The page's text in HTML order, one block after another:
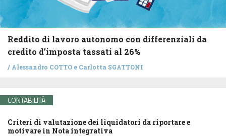
Reddito di lavoro autonomo con differenziali da
credito d’imposta tassati al 26%
/ Alessandro COTTO e Carlotta SGATTONI
CONTABILITÀ
Criteri di valutazione dei liquidatori da riportare e
motivare in Nota integrativa